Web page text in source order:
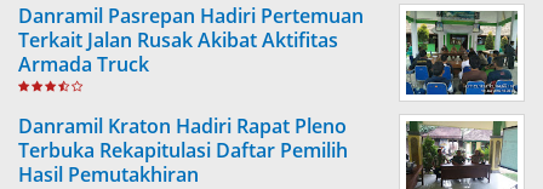
Danramil Pasrepan Hadiri Pertemuan
Terkait Jalan Rusak Akibat Aktifitas
Armada Truck
Danramil Kraton Hadiri Rapat Pleno
Terbuka Rekapitulasi Daftar Pemilih
Hasil Pemutakhiran